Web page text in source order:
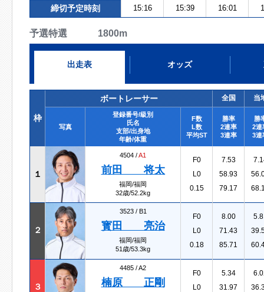
締切予定時刻 15:16 15:39 16:01
予選特選 1800m
出走表 オッズ
枠
ボートレーサー 全国 当
写真
登録番号/級別
氏名
支部/出身地
年齢/体重
F数
L数
平均ST
勝率
2連率
3連率
勝
2連
3連
１
4504 /A1
前田 将太
福岡/福岡
32歳/52.2kg
F0
L0
0.15
7.53
58.93
79.17
２
3523 / B1
寳田 亮治
福岡/福岡
51歳/53.3kg
F0
L0
0.18
8.00
71.43
85.71
３
4485 /A2
楠原 正剛
F0
L0
5.34
31.97